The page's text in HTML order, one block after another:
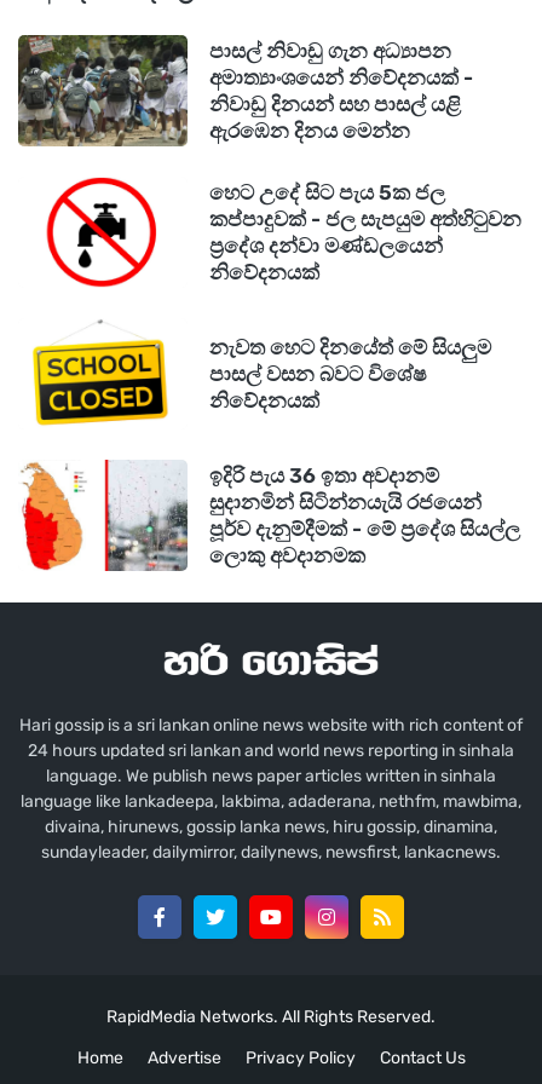
පාසල් නිවාඩු ගැන අධ්‍යාපන
අමාත්‍යාංශයෙන් නිවේදනයක් -
නිවාඩු දිනයන් සහ පාසල් යළි
ඇරඹෙන දිනය මෙන්න
හෙට උදේ සිට පැය 5ක ජල
කප්පාදුවක් - ජල සැපයුම අත්හිටුවන
ප්‍රදේශ දන්වා මණ්ඩලයෙන්
නිවේදනයක්
නැවත හෙට දිනයේත් මේ සියලුම
පාසල් වසන බවට විශේෂ
නිවේදනයක්
ඉදිරි පැය 36 ඉතා අවදානම්
සුදානමින් සිටින්නයැයි රජයෙන්
පූර්ව දැනුම්දීමක් - මේ ප්‍රදේශ සියල්ල
ලොකු අවදානමක
Hari gossip is a sri lankan online news website with rich content of
24 hours updated sri lankan and world news reporting in sinhala
language. We publish news paper articles written in sinhala
language like lankadeepa, lakbima, adaderana, nethfm, mawbima,
divaina, hirunews, gossip lanka news, hiru gossip, dinamina,
sundayleader, dailymirror, dailynews, newsfirst, lankacnews.
RapidMedia Networks. All Rights Reserved.
Home
Advertise Privacy Policy Contact Us